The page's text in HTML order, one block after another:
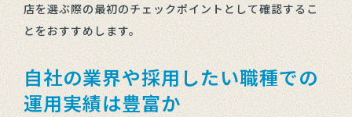
店を選ぶ際の最初のチェックポイントとして確認するこ
とをおすすめします。
自社の業界や採用したい職種での
運用実績は豊富か